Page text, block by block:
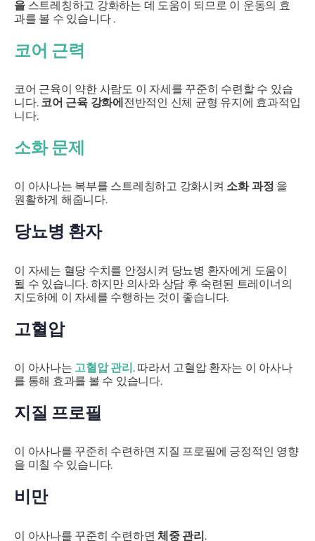
을스트레칭하고 강화하는 데 도움이 되므로 이 운동의 효
과를 볼 수 있습니다 .
코어 근력
코어 근육이 약한 사람도 이 자세를 꾸준히 수련할 수 있습
니다. 코어 근육 강화에전반적인 신체 균형 유지에 효과적입
니다.
소화 문제
이 아사나는 복부를 스트레칭하고 강화시켜 소화 과정 을
원활하게 해줍니다.
당뇨병 환자
이 자세는 혈당 수치를 안정시켜 당뇨병 환자에게 도움이
될 수 있습니다. 하지만 의사와 상담 후 숙련된 트레이너의
지도하에 이 자세를 수행하는 것이 좋습니다.
고혈압
이 아사나는 고혈압 관리. 따라서 고혈압 환자는 이 아사나
를 통해 효과를 볼 수 있습니다.
지질 프로필
이 아사나를 꾸준히 수련하면 지질 프로필에 긍정적인 영향
을 미칠 수 있습니다.
비만
이 아사나를 꾸준히 수련하면체중 관리.